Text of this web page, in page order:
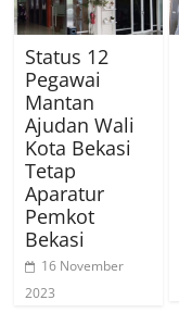
Status 12
Pegawai
Mantan
Ajudan Wali
Kota Bekasi
Tetap
Aparatur
Pemkot
Bekasi
16 November
2023